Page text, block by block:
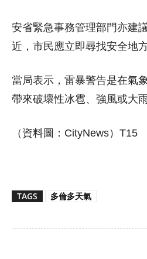
安省緊急事務管理部門亦建
近，市民應立即尋找安全地方
當局表示，雷暴警告是在氣
帶來破壞性冰雹、強風或大
（資料圖：CityNews）T15
TAGS 多倫多天氣